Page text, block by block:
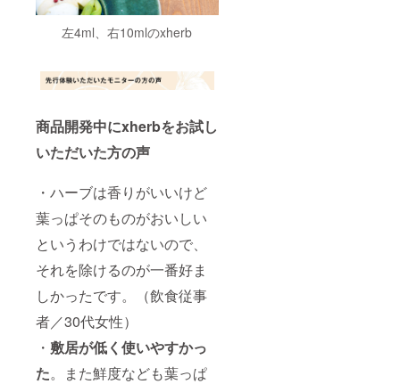
左4ml、右10mlのxherb
商品開発中にxherbをお試し
いただいた方の声
・ハーブは香りがいいけど
葉っぱそのものがおいしい
というわけではないので、
それを除けるのが一番好ま
しかったです。（飲食従事
者／30代女性）
・ 敷居が低く使いやすかっ
た。また鮮度なども葉っぱ